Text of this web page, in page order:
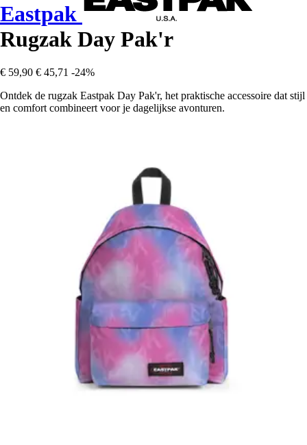
Eastpak
Rugzak Day Pak'r
€ 59,90 € 45,71 -24%
Ontdek de rugzak Eastpak Day Pak'r, het praktische accessoire dat stijl
en comfort combineert voor je dagelijkse avonturen.